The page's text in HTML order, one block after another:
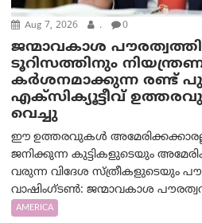
Aug 7, 2026 . 0
ജന്മാവകാശ
ടൂറിസത്തിനും
കർശനമാക്കുന്ന രണ്ട്
എക്സിക്യൂട്ടീവ്
വെച്ചു
ഈ ഉത്തരവുകൾ
ജനിക്കുന്ന കുട്ടികളുടെയും
വരുന്ന വിദേശ സ്ത്രീകളുടെയും
വാഷിംഗ്ടണ്‍: ജന്മാവകാശ
AMERICA